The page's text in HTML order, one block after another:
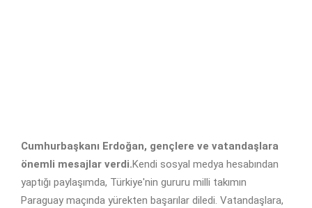
Cumhurbaşkanı Erdoğan, gençlere ve vatandaşlara
önemli mesajlar verdi.Kendi sosyal medya hesabından
yaptığı paylaşımda, Türkiye'nin gururu milli takımın
Paraguay maçında yürekten başarılar diledi. Vatandaşlara,